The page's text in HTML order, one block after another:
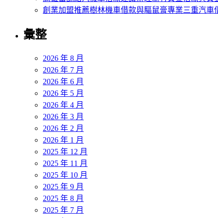
創業加盟推薦樹林機車借款與驅鼠膏專業三重汽車
彙整
2026 年 8 月
2026 年 7 月
2026 年 6 月
2026 年 5 月
2026 年 4 月
2026 年 3 月
2026 年 2 月
2026 年 1 月
2025 年 12 月
2025 年 11 月
2025 年 10 月
2025 年 9 月
2025 年 8 月
2025 年 7 月